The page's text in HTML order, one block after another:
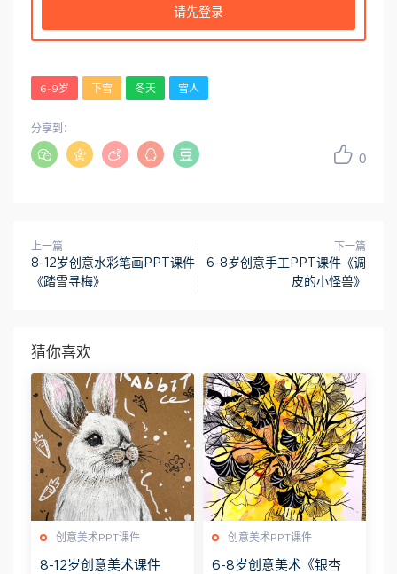
请先登录
6-9岁 下雪 冬天 雪人
0
分享到：
上一篇
8-12岁创意水彩笔画PPT课件
《踏雪寻梅》
下一篇
6-8岁创意手工PPT课件《调
皮的小怪兽》
猜你喜欢
创意美术PPT课件
8-12岁创意美术课件
创意美术PPT课件
6-8岁创意美术《银杏